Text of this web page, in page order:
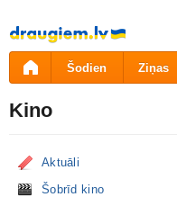
Pāriet
uz
saturu
Šodien Ziņas
Kino
Aktuāli
Šobrīd kino